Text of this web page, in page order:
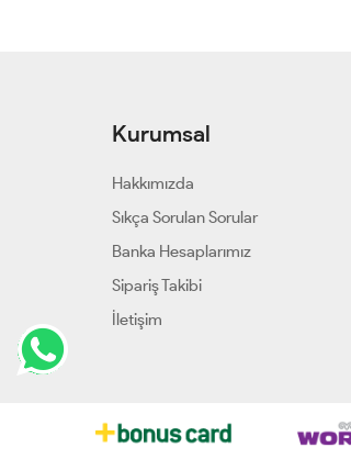
Kurumsal
Hakkımızda
Sıkça Sorulan Sorular
Banka Hesaplarımız
Sipariş Takibi
İletişim